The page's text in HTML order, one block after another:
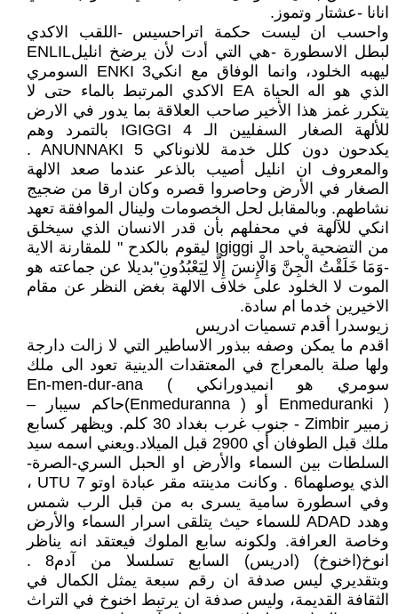
انانا -عشتار وتموز.
واحسب ان ليست حكمة اتراحسيس -اللقب الاكدي
لبطل الاسطورة -هي التي أدت لأن يرضخ انليلENLIL
ليهبه الخلود، وانما الوفاق مع انكي3 ENKI السومري
الذي هو اله الحياة EA الاكدي المرتبط بالماء حتى لا
يتكرر غمز هذا الأخير صاحب العلاقة بما يدور في الارض
للألهة الصغار السفليين الـ IGIGGI 4 بالتمرد وهم
يكدحون دون كلل خدمة للانوناكي 5 ANUNNAKI .
والمعروف ان انليل أصيب بالذعر عندما صعد الالهة
الصغار في الأرض وحاصروا قصره وكان ارقا من ضجيج
نشاطهم. وبالمقابل لحل الخصومات ولينال الموافقة تعهد
انكي للآلهة في محفلهم بأن قدر الانسان الذي سيخلق
من التضحية باحد الـ Igiggi ليقوم بالكدح " للمقارنة الاية
-وَمَا خَلَقْتُ الْجِنَّ وَالْإِنسَ إِلَّا لِيَعْبُدُونِ"بديلا عن جماعته هو
الموت لا الخلود على خلاف الالهة بغض النظر عن مقام
الاخيرين خدما ام سادة.
زيوسدرا أقدم تسميات ادريس
اقدم ما يمكن وصفه ببذور الاساطير التي لا زالت دارجة
ولها صلة بالمعراج في المعتقدات الدينية تعود الى ملك
سومري هو انميدورانكي En-men-dur-ana (
Enmeduranki ) أو ( Enmeduranna)حاكم سيبار –
زمبير Zimbir - جنوب غرب بغداد 30 كلم. ويظهر كسابع
ملك قبل الطوفان أي 2900 قبل الميلاد.ويعني اسمه سيد
السلطات بين السماء والأرض او الحبل السري-الصرة-
الذي يوصلهما6 . وكانت مدينته مقر عبادة اوتو UTU 7 ،
وفي اسطورة سامية يسرى به من قبل الرب شمس
وهدد ADAD للسماء حيث يتلقى اسرار السماء والأرض
وخاصة العرافة. ولكونه سابع الملوك فيعتقد انه يناظر
انوخ(اخنوخ) (ادريس) السابع تسلسلا من آدم8 .
وبتقديري ليس صدفة ان رقم سبعة يمثل الكمال في
الثقافة القديمة، وليس صدفة ان يرتبط اخنوخ في التراث